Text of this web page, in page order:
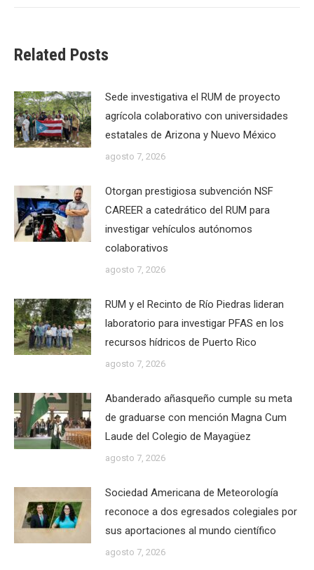
Related Posts
Sede investigativa el RUM de proyecto
agrícola colaborativo con universidades
estatales de Arizona y Nuevo México
agosto 7, 2026
Otorgan prestigiosa subvención NSF
CAREER a catedrático del RUM para
investigar vehículos autónomos
colaborativos
agosto 7, 2026
RUM y el Recinto de Río Piedras lideran
laboratorio para investigar PFAS en los
recursos hídricos de Puerto Rico
agosto 7, 2026
Abanderado añasqueño cumple su meta
de graduarse con mención Magna Cum
Laude del Colegio de Mayagüez
agosto 7, 2026
Sociedad Americana de Meteorología
reconoce a dos egresados colegiales por
sus aportaciones al mundo científico
agosto 7, 2026